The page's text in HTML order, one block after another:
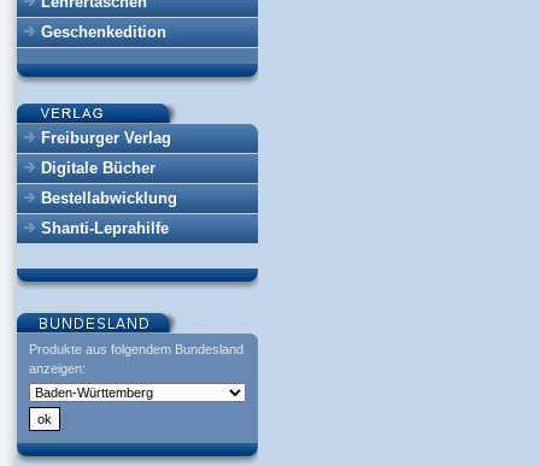
Geschenkedition
Freiburger Verlag
Digitale Bücher
Bestellabwicklung
Shanti-Leprahilfe
Produkte aus folgendem Bundesland
anzeigen: